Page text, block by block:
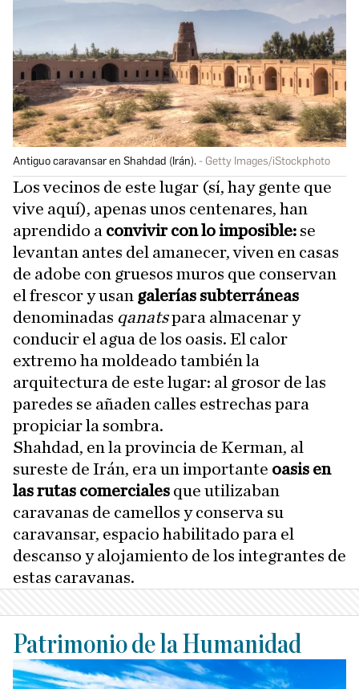
Antiguo caravansar en Shahdad (Irán). Getty Images/iStockphoto
Los vecinos de este lugar (sí, hay gente que
vive aquí), apenas unos centenares, han
aprendido a convivir con lo imposible: se
levantan antes del amanecer, viven en casas
de adobe con gruesos muros que conservan
el frescor y usan galerías subterráneas
denominadas qanatspara almacenar y
conducir el agua de los oasis. El calor
extremo ha moldeado también la
arquitectura de este lugar: al grosor de las
paredes se añaden calles estrechas para
propiciar la sombra.
Shahdad, en la provincia de Kerman, al
sureste de Irán, era un importante oasis en
las rutas comerciales que utilizaban
caravanas de camellos y conserva su
caravansar, espacio habilitado para el
descanso y alojamiento de los integrantes de
estas caravanas.
Patrimonio de la Humanidad